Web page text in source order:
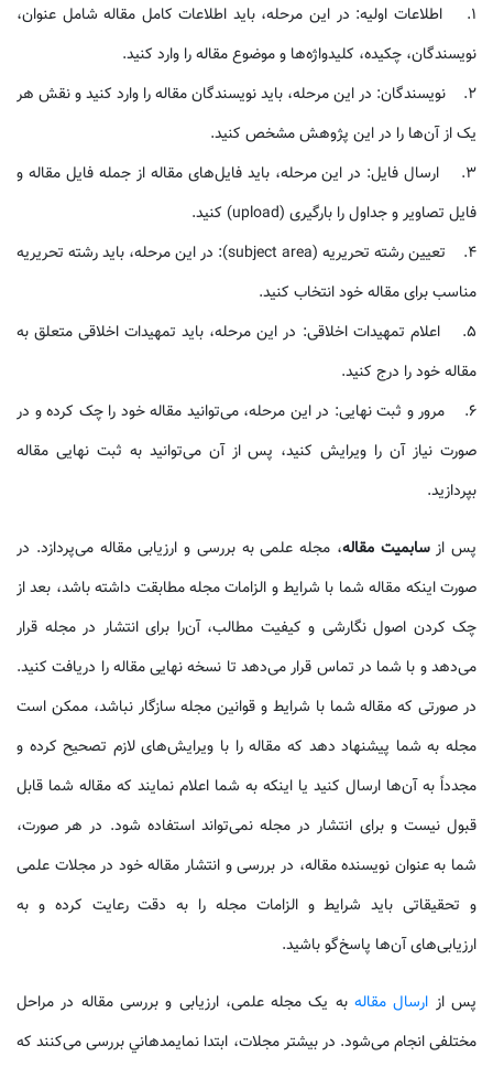
1. اطلاعات اولیه: در این مرحله، باید اطلاعات کامل مقاله شامل عنوان،
نویسندگان، چکیده، کلیدواژه‌ها و موضوع مقاله را وارد کنید.
2. نویسندگان: در این مرحله، باید نویسندگان مقاله را وارد کنید و نقش هر
یک از آن‌ها را در این پژوهش مشخص کنید.
3. ارسال فایل: در این مرحله، باید فایل‌های مقاله از جمله فایل مقاله و
فایل تصاویر و جداول را بارگیری (upload) کنید.
4. تعیین رشته تحریریه (subject area): در این مرحله، باید رشته تحریریه
مناسب برای مقاله خود انتخاب کنید.
5. اعلام تمهیدات اخلاقی: در این مرحله، باید تمهیدات اخلاقی متعلق به
مقاله‌ خود را درج کنید.
6. مرور و ثبت نهایی: در این مرحله، می‌توانید مقاله خود را چک کرده و در
صورت نیاز آن‌ را ویرایش کنید، پس از آن می‌توانید به ثبت نهایی مقاله
بپردازید.
پس ازسابمیت مقاله، مجله علمی به بررسی و ارزیابی مقاله می‌پردازد. در
صورت اینکه مقاله شما با شرایط و الزامات مجله مطابقت داشته باشد، بعد از
چک کردن اصول نگارشی و کیفیت مطالب، آن‌را برای انتشار در مجله قرار
می‌دهد و با شما در تماس قرار می‌دهد تا نسخه نهایی مقاله را دریافت کنید.
در صورتی که مقاله شما با شرایط و قوانین مجله سازگار نباشد، ممکن است
مجله به شما پیشنهاد دهد که مقاله را با ویرایش‌های لازم تصحیح کرده و
مجدداً به آن‌ها ارسال کنید یا اینکه به شما اعلام نمایند که مقاله شما قابل
قبول نیست و برای انتشار در مجله نمی‌تواند استفاده شود. در هر صورت،
شما به عنوان نویسنده مقاله، در بررسی و انتشار مقاله خود در مجلات علمی
و تحقیقاتی باید شرایط و الزامات مجله را به دقت رعایت کرده و به
ارزیابی‌های آن‌ها پاسخ‌گو باشید.
پس از ارسال مقالهبه یک مجله علمی، ارزیابی و بررسی مقاله در مراحل
مختلفی انجام می‌شود. در بیشتر مجلات، ابتدا نمایمدهاني بررسی می‌کنند که